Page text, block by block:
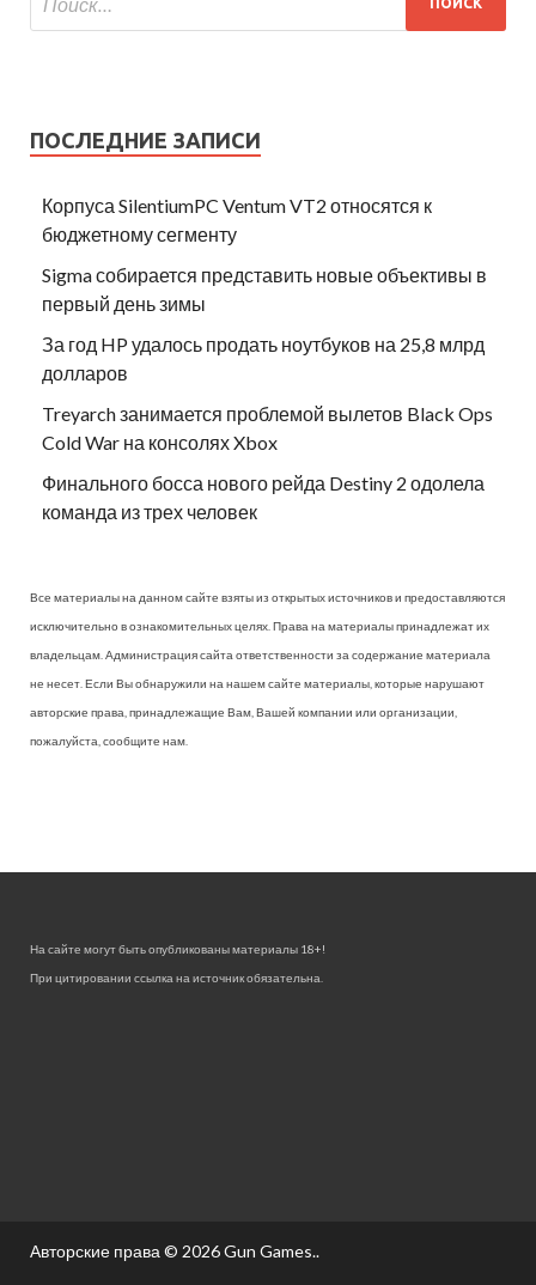
ПОСЛЕДНИЕ ЗАПИСИ
Корпуса SilentiumPC Ventum VT2 относятся к
бюджетному сегменту
Sigma собирается представить новые объективы в
первый день зимы
За год HP удалось продать ноутбуков на 25,8 млрд
долларов
Treyarch занимается проблемой вылетов Black Ops
Cold War на консолях Xbox
Финального босса нового рейда Destiny 2 одолела
команда из трех человек
Все материалы на данном сайте взяты из открытых источников и предоставляются
исключительно в ознакомительных целях. Права на материалы принадлежат их
владельцам. Администрация сайта ответственности за содержание материала
не несет. Если Вы обнаружили на нашем сайте материалы, которые нарушают
авторские права, принадлежащие Вам, Вашей компании или организации,
пожалуйста, сообщите нам.
На сайте могут быть опубликованы материалы 18+!
При цитировании ссылка на источник обязательна.
Авторские права © 2026Gun Games..